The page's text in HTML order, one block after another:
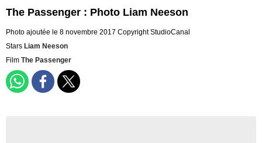
The Passenger : Photo Liam Neeson
Photo ajoutée le 8 novembre 2017 Copyright StudioCanal
Stars Liam Neeson
Film The Passenger